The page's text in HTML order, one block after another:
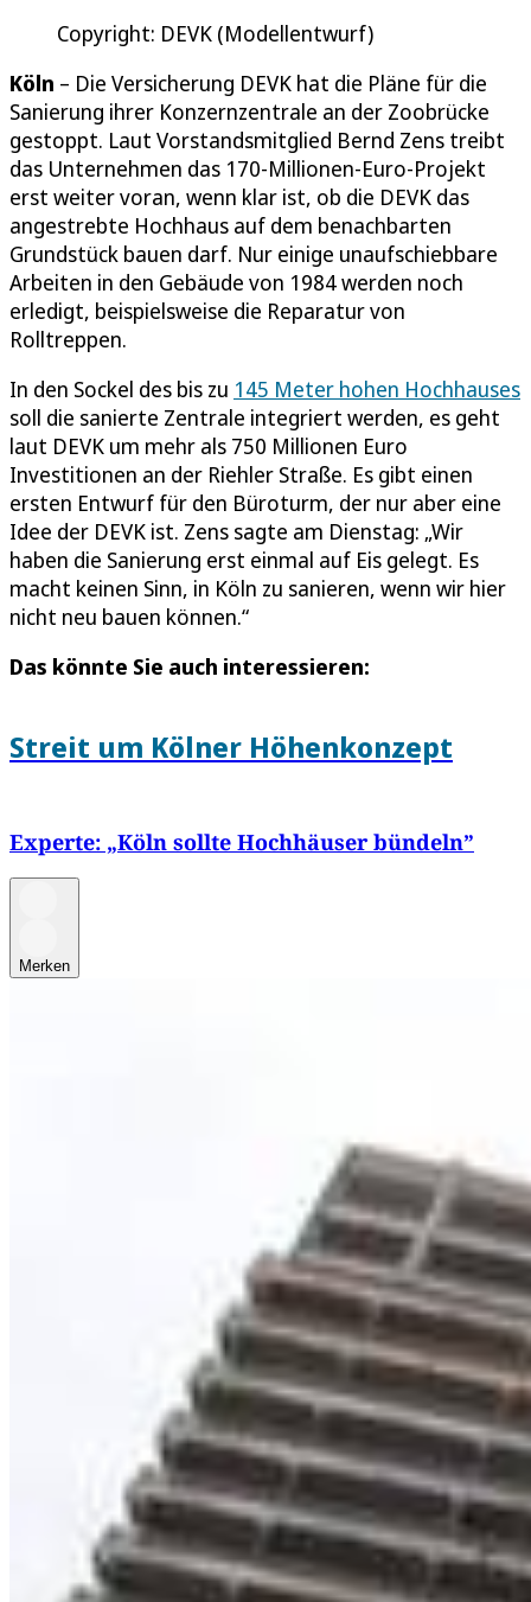
Copyright: DEVK (Modellentwurf)
Köln – Die Versicherung DEVK hat die Pläne für die
Sanierung ihrer Konzernzentrale an der Zoobrücke
gestoppt. Laut Vorstandsmitglied Bernd Zens treibt
das Unternehmen das 170-Millionen-Euro-Projekt
erst weiter voran, wenn klar ist, ob die DEVK das
angestrebte Hochhaus auf dem benachbarten
Grundstück bauen darf. Nur einige unaufschiebbare
Arbeiten in den Gebäude von 1984 werden noch
erledigt, beispielsweise die Reparatur von
Rolltreppen.
In den Sockel des bis zu 145 Meter hohen Hochhauses
soll die sanierte Zentrale integriert werden, es geht
laut DEVK um mehr als 750 Millionen Euro
Investitionen an der Riehler Straße. Es gibt einen
ersten Entwurf für den Büroturm, der nur aber eine
Idee der DEVK ist. Zens sagte am Dienstag: „Wir
haben die Sanierung erst einmal auf Eis gelegt. Es
macht keinen Sinn, in Köln zu sanieren, wenn wir hier
nicht neu bauen können.“
Das könnte Sie auch interessieren:
Streit um Kölner Höhenkonzept
Experte: „Köln sollte Hochhäuser bündeln”
Merken